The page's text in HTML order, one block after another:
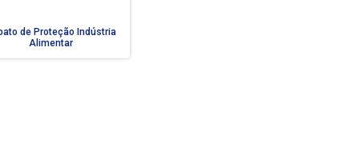
de Proteção Indústria
Alimentar